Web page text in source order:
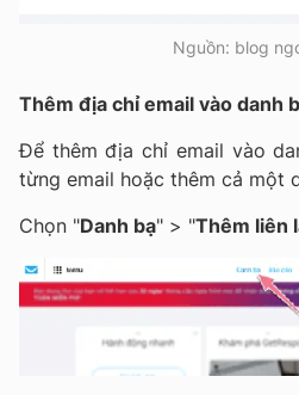
Nguồn: blog
Thêm địa chỉ email vào danh
Để thêm địa chỉ email vào
từng email hoặc thêm cả một
Chọn "Danh bạ" > "Thêm liên